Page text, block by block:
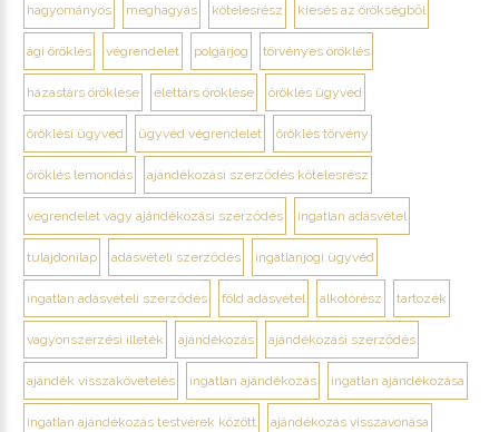
hagyományos meghagyás kötelesrész kiesés az örökségből
ági öröklés végrendelet polgárjog törvényes öröklés
házastárs öröklése élettárs öröklése öröklés ügyvéd
öröklési ügyvéd ügyvéd végrendelet öröklés törvény
öröklés lemondás ajándékozási szerződés kötelesrész
végrendelet vagy ajándékozási szerződés ingatlan adásvétel
tulajdonilap adásvételi szerződés ingatlanjogi ügyvéd
ingatlan adásvételi szerződés föld adásvétel alkotórész tartozék
vagyonszerzési illeték ajándékozás ajándékozási szerződés
ajándék visszakövetelés ingatlan ajándékozás ingatlan ajándékozása
ingatlan ajándékozás testvérek között ajándékozás visszavonása